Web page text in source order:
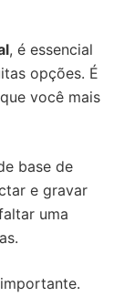
, é essencial
opções. É
você mais
base de
e gravar
uma